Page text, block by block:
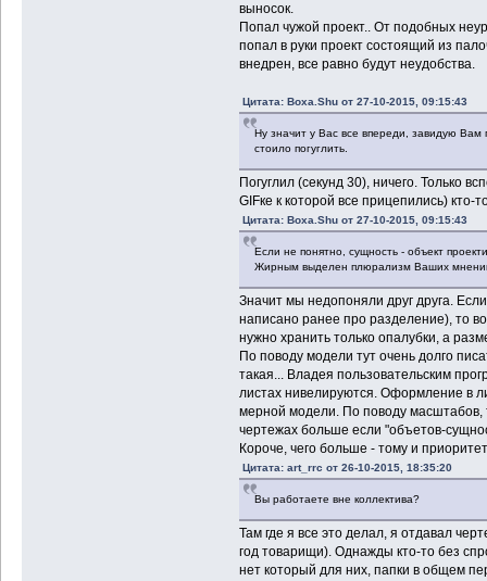
выносок.
Попал чужой проект.. От подобных
попал в руки проект состоящий из
внедрен, все равно будут неудобства.
Цитата: Boxa.Shu от 27-10-2015, 09:15:43
Ну значит у Вас все впереди, завидую
стоило погуглить.
Погуглил (секунд 30), ничего. Только
GIFке к которой все прицепились) кто-
Цитата: Boxa.Shu от 27-10-2015, 09:15:43
Если не понятно, сущность - объект
Жирным выделен плюрализм Ваших
Значит мы недопоняли друг друга.
написано ранее про разделение), то
нужно хранить только опалубки, а
По поводу модели тут очень долго
такая... Владея пользовательским
листах нивелируются. Оформление в
мерной модели. По поводу масштабов,
чертежах больше если "объетов-
Короче, чего больше - тому и
Цитата: art_rrc от 26-10-2015, 18:35:20
Вы работаете вне коллектива?
Там где я все это делал, я отдавал
год товарищи). Однажды кто-то без
нет который для них, папки в общем